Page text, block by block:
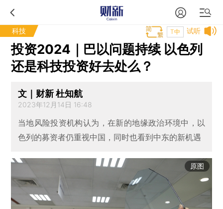
科技 试听
T中
投资2024｜巴以问题持续 以色列
还是科技投资好去处么？
文｜财新 杜知航
2023年12月14日 16:48
当地风险投资机构认为，在新的地缘政治环境中，以
色列的募资者仍重视中国，同时也看到中东的新机遇
原图